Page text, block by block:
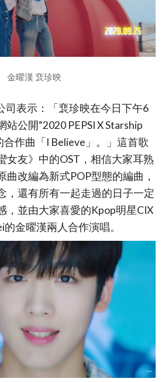
金曜漢 裵珍映
司表示：「裵珍映在今日下午6
公開“2020 PEPSI X Starship
合作曲「I Believe」。」這首歌
女友》中的OST，相信大家耳熟
曲改編為新式POP型態的編曲，
，還有所有一起走過的日子一定
，並由大家喜愛的Kpop明星CIX
金曜漢兩人合作演唱。